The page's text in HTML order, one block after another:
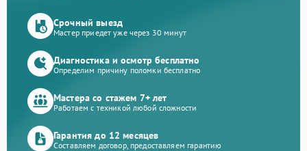
Срочный выезд
Мастер приедет уже через 30 минут
Диагностика и осмотр бесплатно
Определим причину поломки бесплатно
Мастера со стажем 7+ лет
Работаем с техникой любой сложности
Гарантия до 12 месяцев
Составляем договор, предоставляем гарантию